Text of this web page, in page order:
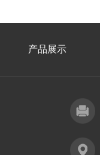
产品展示